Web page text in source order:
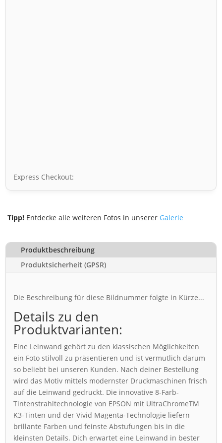
Express Checkout:
Tipp! Entdecke alle weiteren Fotos in unserer Galerie
Produktbeschreibung
Produktsicherheit (GPSR)
Die Beschreibung für diese Bildnummer folgte in Kürze...
Details zu den
Produktvarianten:
Eine Leinwand gehört zu den klassischen Möglichkeiten
ein Foto stilvoll zu präsentieren und ist vermutlich darum
so beliebt bei unseren Kunden. Nach deiner Bestellung
wird das Motiv mittels modernster Druckmaschinen frisch
auf die Leinwand gedruckt. Die innovative 8-Farb-
Tintenstrahltechnologie von EPSON mit UltraChromeTM
K3-Tinten und der Vivid Magenta-Technologie liefern
brillante Farben und feinste Abstufungen bis in die
kleinsten Details. Dich erwartet eine Leinwand in bester